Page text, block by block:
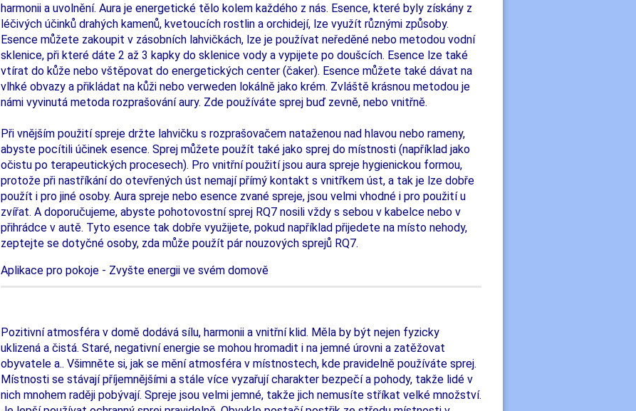
harmonii a uvolnění. Aura je energetické tělo kolem každého z nás. Esence, které byly získány z
léčivých účinků drahých kamenů, kvetoucích rostlin a orchidejí, lze využít různými způsoby.
Esence můžete zakoupit v zásobních lahvičkách, lze je používat neředěné nebo metodou vodní
sklenice, při které dáte 2 až 3 kapky do sklenice vody a vypijete po doušcích. Esence lze také
vtírat do kůže nebo vštěpovat do energetických center (čaker). Esence můžete také dávat na
vlhké obvazy a přikládat na kůži nebo verweden lokálně jako krém. Zvláště krásnou metodou je
námi vyvinutá metoda rozprašování aury. Zde používáte sprej buď zevně, nebo vnitřně.
Při vnějším použití spreje držte lahvičku s rozprašovačem nataženou nad hlavou nebo rameny,
abyste pocítili účinek esence. Sprej můžete použít také jako sprej do místnosti (například jako
očistu po terapeutických procesech). Pro vnitřní použití jsou aura spreje hygienickou formou,
protože při nastříkání do otevřených úst nemají přímý kontakt s vnitřkem úst, a tak je lze dobře
použít i pro jiné osoby. Aura spreje nebo esence zvané spreje, jsou velmi vhodné i pro použití u
zvířat. A doporučujeme, abyste pohotovostní sprej RQ7 nosili vždy s sebou v kabelce nebo v
přihrádce v autě. Tyto esence tak dobře využijete, pokud například přijedete na místo nehody,
zeptejte se dotyčné osoby, zda může použít pár nouzových sprejů RQ7.
Aplikace pro pokoje - Zvyšte energii ve svém domově
Pozitivní atmosféra v domě dodává sílu, harmonii a vnitřní klid. Měla by být nejen fyzicky
uklizená a čistá. Staré, negativní energie se mohou hromadit i na jemné úrovni a zatěžovat
obyvatele a.. Všimněte si, jak se mění atmosféra v místnostech, kde pravidelně používáte sprej.
Místnosti se stávají příjemnějšími a stále více vyzařují charakter bezpečí a pohody, takže lidé v
nich mnohem raději pobývají. Spreje jsou velmi jemné, takže jich nemusíte stříkat velké množství.